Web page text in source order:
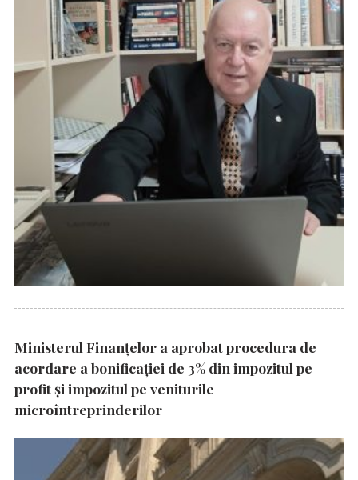
Ministerul Finanțelor a aprobat procedura de
acordare a bonificației de 3% din impozitul pe
profit și impozitul pe veniturile
microîntreprinderilor